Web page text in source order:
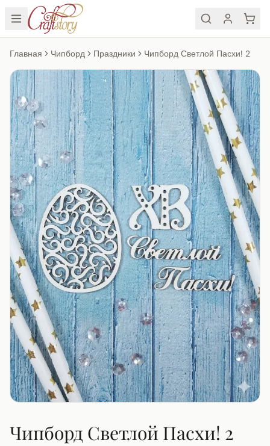
Главная Чипборд Праздники Чипборд Светлой Пасхи! 2
Чипборд Светлой Пасхи! 2